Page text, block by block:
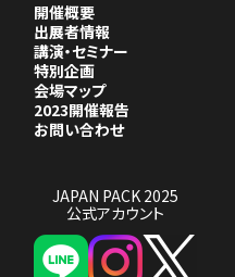
開催概要
出展者情報
講演・セミナー
特別企画
会場マップ
2023開催報告
お問い合わせ
JAPAN PACK 2025
公式アカウント